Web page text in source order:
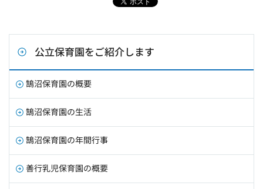
公立保育園をご紹介します
鵠沼保育園の概要
鵠沼保育園の生活
鵠沼保育園の年間行事
善行乳児保育園の概要